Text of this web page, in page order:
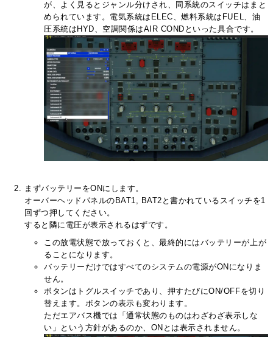
が、よく見るとジャンル分けされ、同系統のスイッチはまと
められています。電気系統はELEC、燃料系統はFUEL、油
圧系統はHYD、空調関係はAIR CONDといった具合です。
まずバッテリーをONにします。
オーバーヘッドパネルのBAT1, BAT2と書かれているスイッチを1
回ずつ押してください。
すると隣に電圧が表示されるはずです。
この放電状態で放っておくと、最終的にはバッテリーが上が
ることになります。
バッテリーだけではすべてのシステムの電源がONになりま
せん。
ボタンはトグルスイッチであり、押すたびにON/OFFを切り
替えます。ボタンの表示も変わります。
ただエアバス機では「通常状態のものはわざわざ表示しな
い」という方針があるのか、ONとは表示されません。